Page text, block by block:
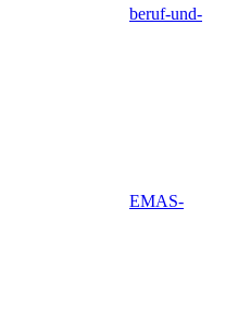
beruf-und-
EMAS-